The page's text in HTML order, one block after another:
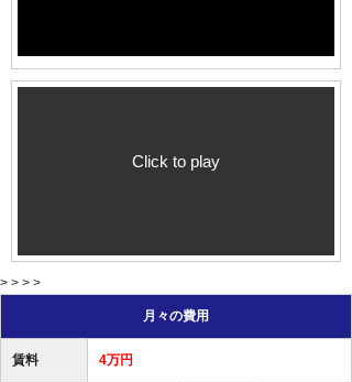
Click to play
> > > >
月々の費用
賃料 4万円